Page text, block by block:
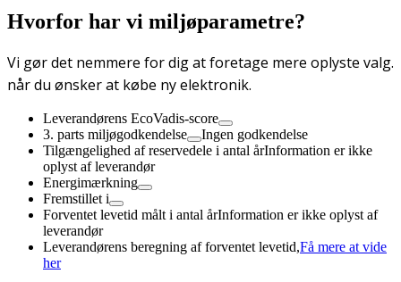
Hvorfor har vi miljøparametre?
Vi gør det nemmere for dig at foretage mere oplyste valg.
når du ønsker at købe ny elektronik.
Leverandørens EcoVadis-score
3. parts miljøgodkendelse
Ingen godkendelse
Tilgængelighed af reservedele i antal årInformation er ikke
oplyst af leverandør
Energimærkning
Fremstillet i
Forventet levetid målt i antal årInformation er ikke oplyst af
leverandør
Leverandørens beregning af forventet levetid,Få mere at vide
her